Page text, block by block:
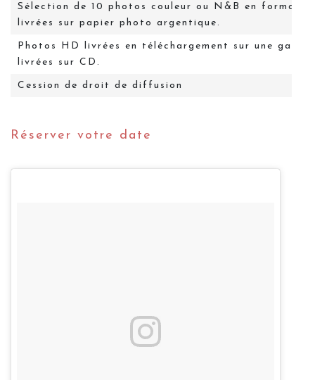
Sélection de 10 photos couleur ou N&B en format
livrées sur papier photo argentique.
Photos HD livrées en téléchargement sur une
livrées sur CD.
Cession de droit de diffusion
Réserver votre date